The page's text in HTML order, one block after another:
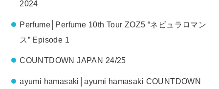
2024
Perfume│Perfume 10th Tour ZOZ5 “ネビュラロマン
ス” Episode 1
COUNTDOWN JAPAN 24/25
ayumi hamasaki│ayumi hamasaki COUNTDOWN